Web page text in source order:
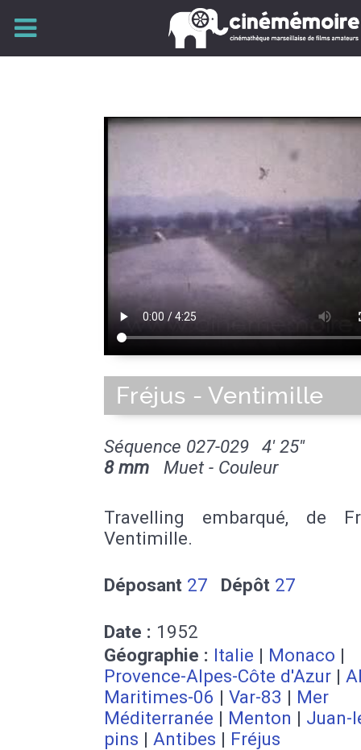
Fréjus - Ventimille
Séquence 027-029
4' 25''
8 mm Muet - Couleur
Travelling embarqué, de
Ventimille.
Déposant 27 Dépôt 27
Date : 1952
Géographie : Italie | Monaco |
Provence-Alpes-Côte d'Azur |
Maritimes-06 | Var-83 | Mer
Méditerranée | Menton | Juan-
pins | Antibes | Fréjus